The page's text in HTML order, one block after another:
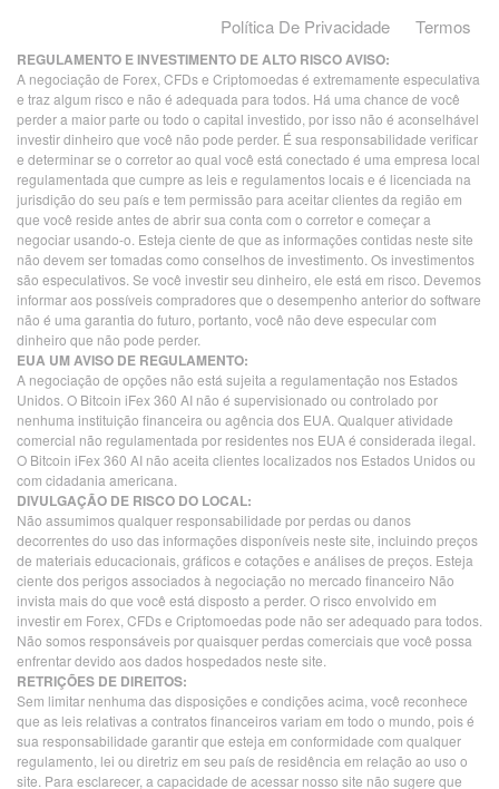
Política De Privacidade
Termos
REGULAMENTO E INVESTIMENTO DE ALTO RISCO AVISO:
A negociação de Forex, CFDs e Criptomoedas é extremamente especulativa
e traz algum risco e não é adequada para todos. Há uma chance de você
perder a maior parte ou todo o capital investido, por isso não é aconselhável
investir dinheiro que você não pode perder. É sua responsabilidade verificar
e determinar se o corretor ao qual você está conectado é uma empresa local
regulamentada que cumpre as leis e regulamentos locais e é licenciada na
jurisdição do seu país e tem permissão para aceitar clientes da região em
que você reside antes de abrir sua conta com o corretor e começar a
negociar usando-o. Esteja ciente de que as informações contidas neste site
não devem ser tomadas como conselhos de investimento. Os investimentos
são especulativos. Se você investir seu dinheiro, ele está em risco. Devemos
informar aos possíveis compradores que o desempenho anterior do software
não é uma garantia do futuro, portanto, você não deve especular com
dinheiro que não pode perder.
EUA UM AVISO DE REGULAMENTO:
A negociação de opções não está sujeita a regulamentação nos Estados
Unidos. O Bitcoin iFex 360 AI não é supervisionado ou controlado por
nenhuma instituição financeira ou agência dos EUA. Qualquer atividade
comercial não regulamentada por residentes nos EUA é considerada ilegal.
O Bitcoin iFex 360 AI não aceita clientes localizados nos Estados Unidos ou
com cidadania americana.
DIVULGAÇÃO DE RISCO DO LOCAL:
Não assumimos qualquer responsabilidade por perdas ou danos
decorrentes do uso das informações disponíveis neste site, incluindo preços
de materiais educacionais, gráficos e cotações e análises de preços. Esteja
ciente dos perigos associados à negociação no mercado financeiro Não
invista mais do que você está disposto a perder. O risco envolvido em
investir em Forex, CFDs e Criptomoedas pode não ser adequado para todos.
Não somos responsáveis por quaisquer perdas comerciais que você possa
enfrentar devido aos dados hospedados neste site.
RETRIÇÕES DE DIREITOS:
Sem limitar nenhuma das disposições e condições acima, você reconhece
que as leis relativas a contratos financeiros variam em todo o mundo, pois é
sua responsabilidade garantir que esteja em conformidade com qualquer
regulamento, lei ou diretriz em seu país de residência em relação ao uso o
site. Para esclarecer, a capacidade de acessar nosso site não sugere que